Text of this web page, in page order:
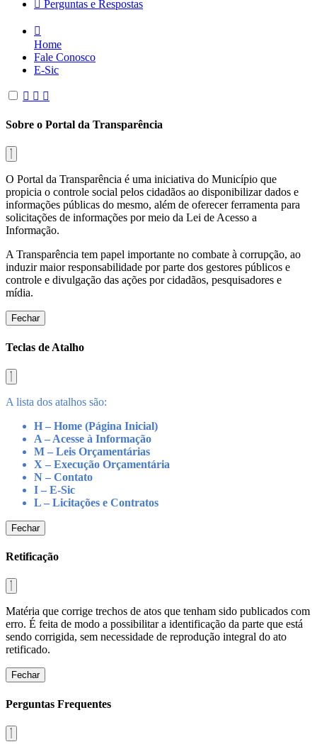
Perguntas e Respostas
Home
Fale Conosco
E-Sic
Sobre o Portal da Transparência
O Portal da Transparência é uma iniciativa do Município que
propicia o controle social pelos cidadãos ao disponibilizar dados e
informações públicas do mesmo, além de oferecer ferramenta para
solicitações de informações por meio da Lei de Acesso a
Informação.
A Transparência tem papel importante no combate à corrupção, ao
induzir maior responsabilidade por parte dos gestores públicos e
controle e divulgação das ações por cidadãos, pesquisadores e
mídia.
Fechar
Teclas de Atalho
A lista dos atalhos são:
H – Home (Página Inicial)
A – Acesse à Informação
M – Leis Orçamentárias
X – Execução Orçamentária
N – Contato
I – E-Sic
L – Licitações e Contratos
Fechar
Retificação
Matéria que corrige trechos de atos que tenham sido publicados com
erro. É feita de modo a possibilitar a identificação da parte que está
sendo corrigida, sem necessidade de reprodução integral do ato
retificado.
Fechar
Perguntas Frequentes